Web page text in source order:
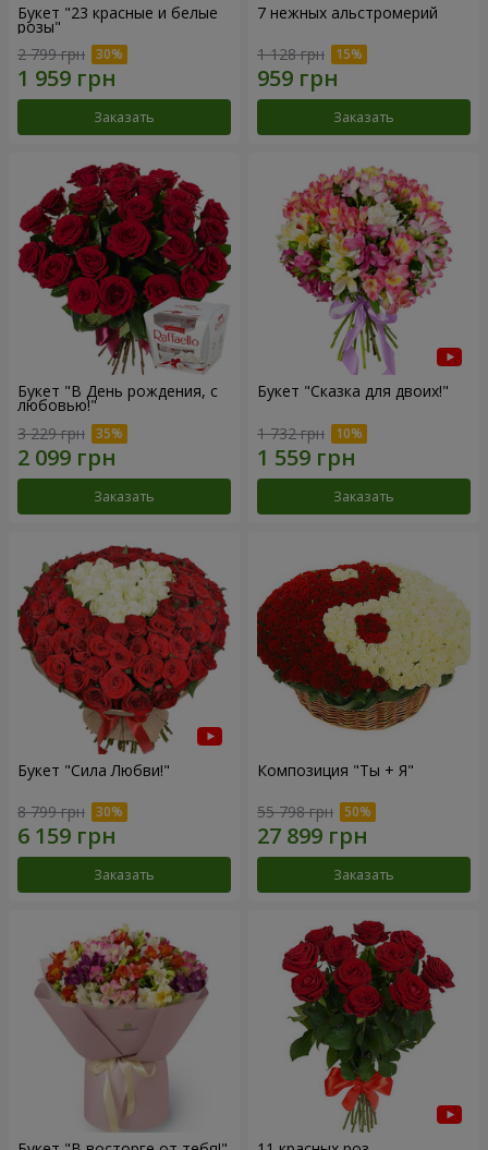
Букет "23 красные и белые
розы"
2 799 грн
Заказать
7 нежных альстромерий
1 128 грн
Заказать
Букет "В День рождения, с
любовью!"
3 229 грн
Заказать
Букет "Сказка для двоих!"
1 732 грн
Заказать
Букет "Сила Любви!"
8 799 грн
Заказать
Композиция "Ты + Я"
55 798 грн
Заказать